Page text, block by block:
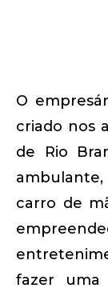
O
criado nos
de Rio
carro de
fazer uma